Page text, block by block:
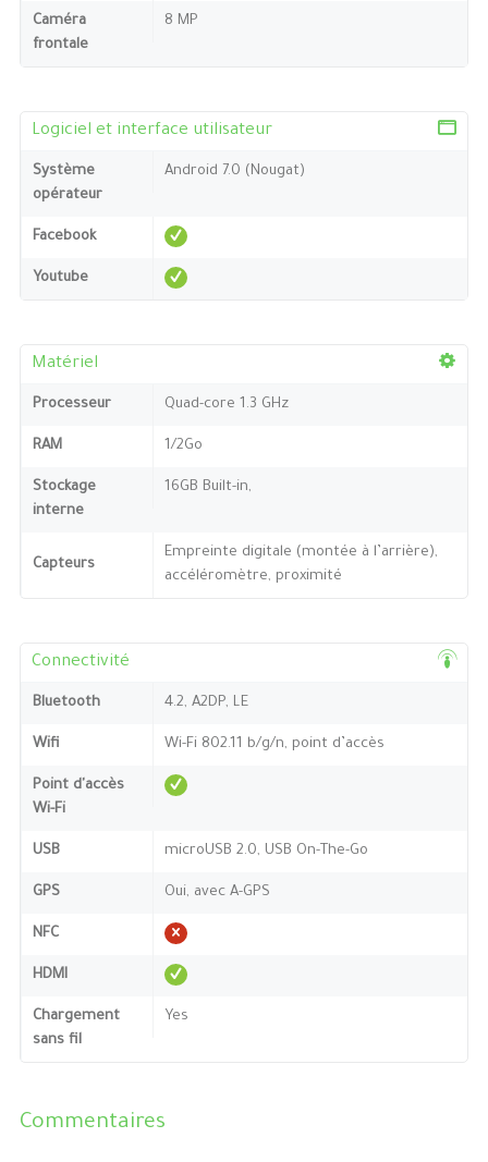
Caméra
frontale
8 MP
Logiciel et interface utilisateur
Système
opérateur
Android 7.0 (Nougat)
Facebook
Youtube
Matériel
Processeur Quad-core 1.3 GHz
RAM 1/2Go
Stockage
interne
16GB Built-in,
Capteurs
Empreinte digitale (montée à l’arrière),
accéléromètre, proximité
Connectivité
Bluetooth 4.2, A2DP, LE
Wifi Wi-Fi 802.11 b/g/n, point d’accès
Point d'accès
Wi-Fi
USB microUSB 2.0, USB On-The-Go
GPS Oui, avec A-GPS
NFC
HDMI
Chargement
sans fil
Yes
Commentaires